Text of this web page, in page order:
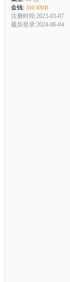
金钱: 300 RMB
注册时间:2023-03-07
最后登录:2024-06-04